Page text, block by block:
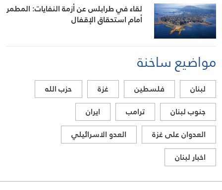
لقاء في طرابلس عن أزمة النفايات: المطمر
أمام استحقاق الإقفال
مواضيع ساخنة
لبنان فلسطين غزة
حزب الله
جنوب لبنان
ترامب
ايران
العدوان على غزة
العدو الاسرائيلي
اخبار لبنان